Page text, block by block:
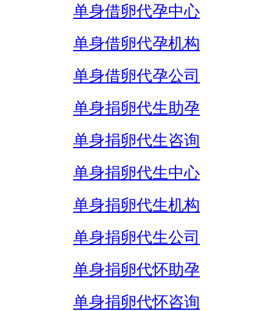
单身借卵代孕中心
单身借卵代孕机构
单身借卵代孕公司
单身捐卵代生助孕
单身捐卵代生咨询
单身捐卵代生中心
单身捐卵代生机构
单身捐卵代生公司
单身捐卵代怀助孕
单身捐卵代怀咨询